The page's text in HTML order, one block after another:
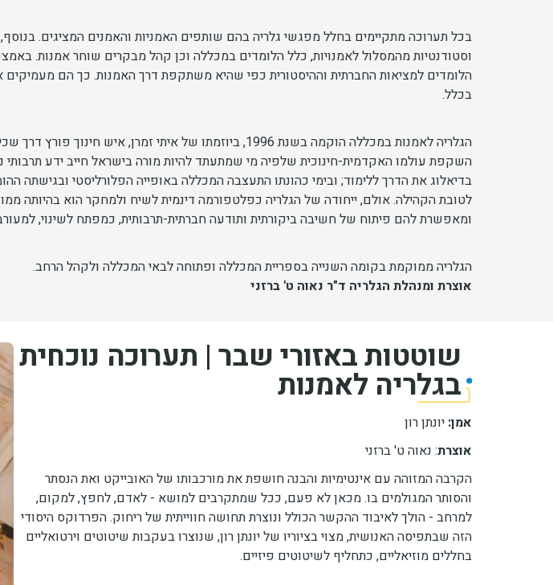
בכל תערוכה מתקיימים בחלל מפגשי גלריה בהם שותפים האמניות והאמנים המציגים.
וסטודנטיות מהמסלול לאמנויות, כלל הלומדים במכללה וכן קהל מבקרים שוחר אמנות.
הלומדים למציאות החברתית וההיסטורית כפי שהיא משתקפת דרך האמנות. כך הם
בכלל.
השקפת עולמו האקדמית-חינוכית שלפיה מי שמתעתד להיות מורה בישראל חייב ידע תרבותי
בדיאלוג את הדרך ללימוד; ובימי כהונתו התעצבה המכללה באופייה הפלורליסטי
לטובת הקהילה. אולם, ייחודה של הגלריה כפלטפורמה דינמית לשיח ולמחקר הוא בהיותה
ומאפשרת להם פיתוח של חשיבה ביקורתית ותודעה חברתית-תרבותית, כמפתח לשינוי,
הגלריה ממוקמת בקומה השנייה בספריית המכללה ופתוחה לבאי המכללה ולקהל הרחב.
אוצרת ומנהלת הגלריה ד"ר נאוה ט' ברזני
שוטטות באזורי שבר | תערוכה נוכחית
בגלריה לאמנות
אמן: יונתן רון
אוצרת: נאוה ט' ברזני
הקרבה המזוהה עם אינטימיות והבנה חושפת את מורכבותו של האובייקט ואת הנסתר
והסותר המגולמים בו. מכאן לא פעם, ככל שמתקרבים למושא - לאדם, לחפץ, למקום,
למרחב - הולך לאיבוד ההקשר הכולל ונוצרת תחושה חווייתית של ריחוק. הפרדוקס היסודי
הזה שבתפיסה האנושית, מצוי בציוריו של יונתן רון, שנוצרו בעקבות שיטוטים וירטואליים
בחללים מוזיאליים, כתחליף לשיטוטים פיזיים.